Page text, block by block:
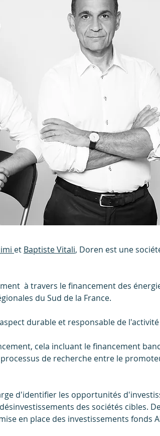
et Baptiste Vitali, Doren est une
à travers lefinancement des
du Sud de la France.
durable et responsable de
cela incluant le financement
de recherche entre le
d'identifier les opportunités
des sociétés cibles.
en place des investissements fonds